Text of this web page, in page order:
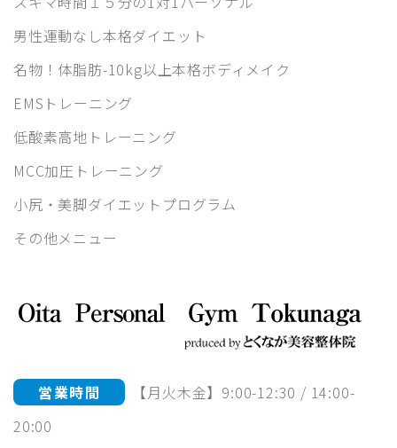
男性運動なし本格ダイエット
名物！体脂肪-10kg以上本格ボディメイク
EMSトレーニング
低酸素高地トレーニング
MCC加圧トレーニング
小尻・美脚ダイエットプログラム
その他メニュー
営業時間
【月火木金】9:00-12:30 / 14:00-
20:00